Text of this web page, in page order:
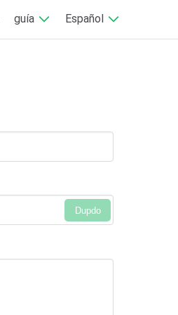
guía Español
Dupdo